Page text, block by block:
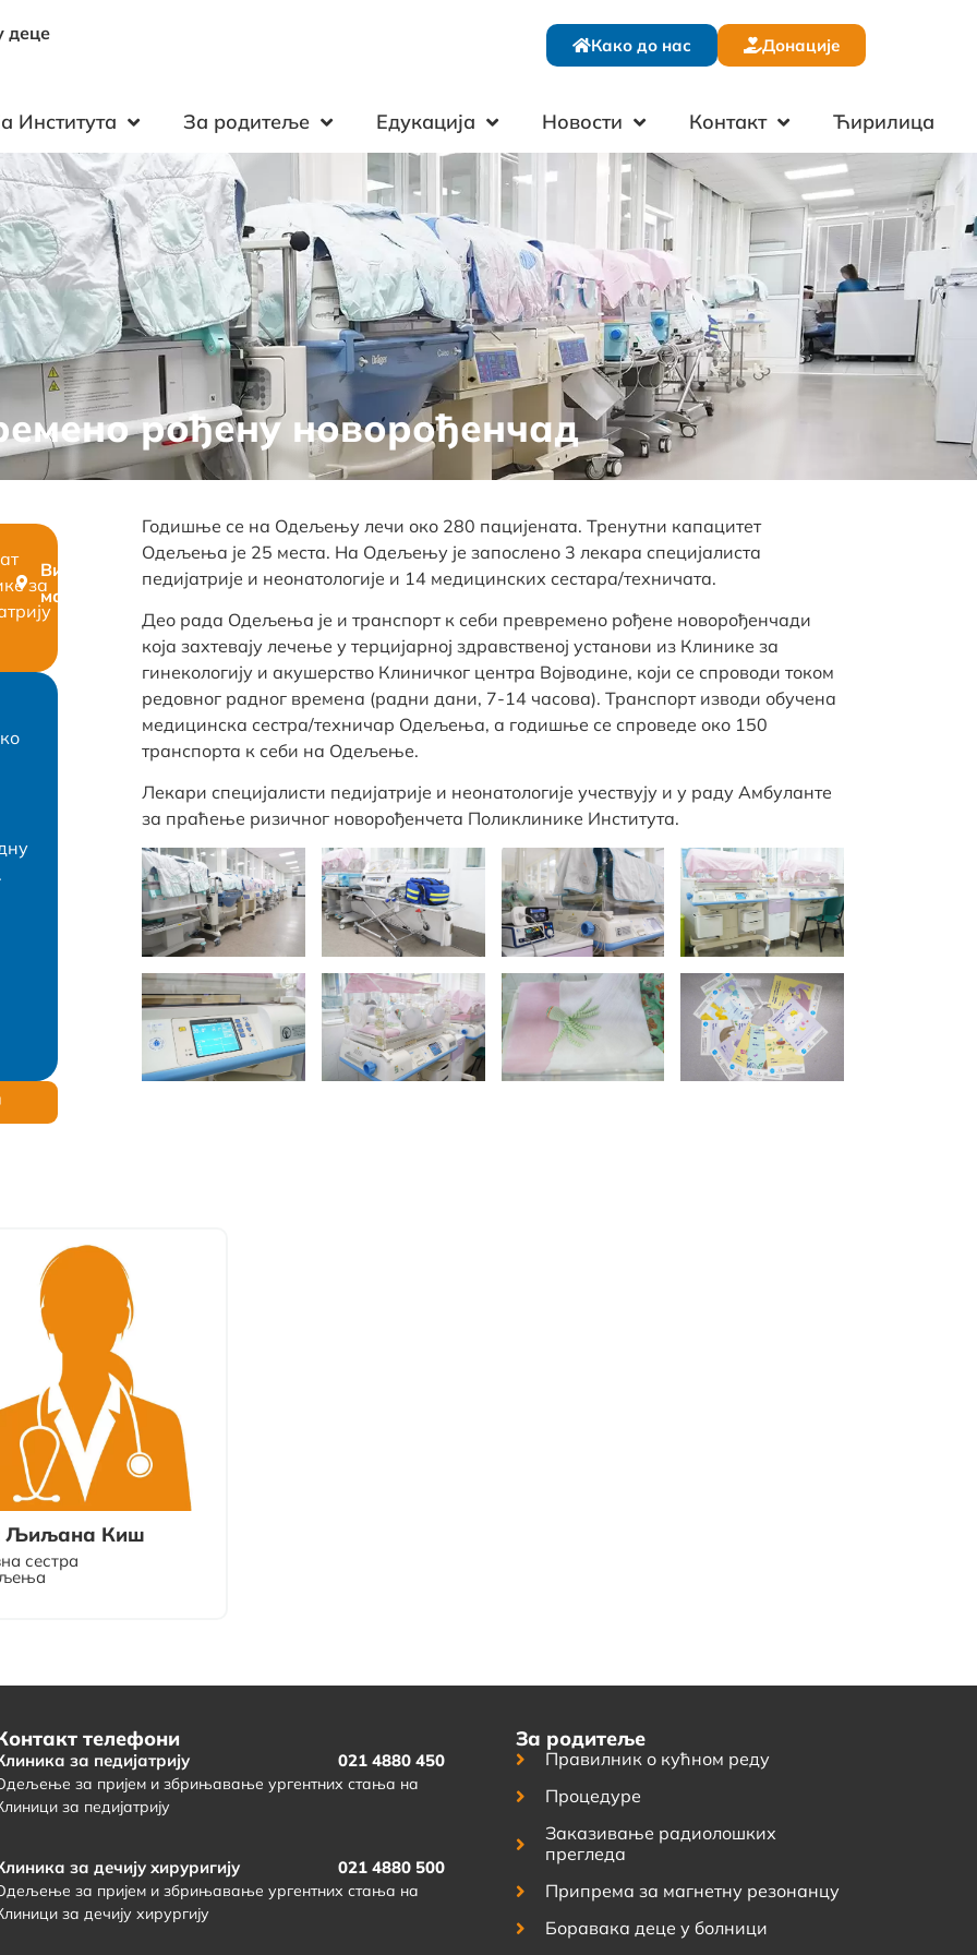
деце
Како до нас Донације
Института За родитеље Едукација Новости Контакт Ћирилица
рођену новорођенчад
за
Види
мапу
Годишње се на Одељењу лечи око 280 пацијената. Тренутни капацитет
Одељења је 25 места. На Одељењу је запослено 3 лекара специјалиста
педијатрије и неонатологије и 14 медицинских сестара/техничата.
Део рада Одељења је и транспорт к себи превремено рођене новорођенчади
која захтевају лечење у терцијарној здравственој установи из Клинике за
гинекологију и акушерство Клиничког центра Војводине, који се спроводи током
редовног радног времена (радни дани, 7-14 часова). Транспорт изводи обучена
медицинска сестра/техничар Одељења, а годишње се спроведе око 150
транспорта к себи на Одељење.
Лекари специјалисти педијатрије и неонатологије учествују и у раду Амбуланте
за праћење ризичног новорођенчета Поликлинике Института.
Љиљана Киш
сестра
телефони
за педијатрију 021 4880 450
за пријем и збрињавање ургентних стања на
за педијатрију
за дечију хируригију 021 4880 500
за пријем и збрињавање ургентних стања на
за дечију хирургију
За родитеље
Правилник о кућном реду
Процедуре
Заказивање радиолошких
прегледа
Припрема за магнетну резонанцу
Боравака деце у болници